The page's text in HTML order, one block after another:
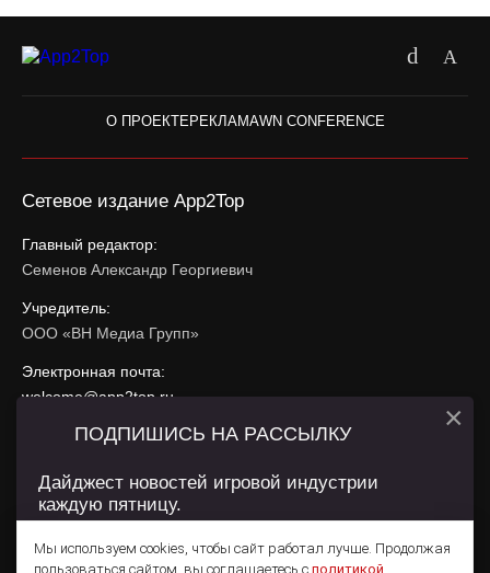
О ПРОЕКТЕРЕКЛАМАWN CONFERENCE
Сетевое издание App2Top
Главный редактор:
Семенов Александр Георгиевич
Учредитель:
ООО «ВН Медиа Групп»
Электронная почта:
welcome@app2top.ru
При использовании материалов активная ссылка на
Сайт использует IP адреса, cookie, данные геолокации
использования содержатся вПолитике конфиденциальностии
Мы используем cookies, чтобы сайт работал лучше. Продолжая
пользоваться сайтом, вы соглашаетесь с политикой
ПОДПИШИСЬ НА РАССЫЛКУ
Дайджест новостей игровой индустрии
каждую пятницу.
×